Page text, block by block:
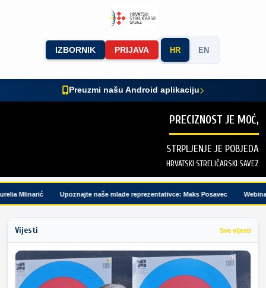
IZBORNIK PRIJAVA HR EN
Preuzmi našu Android aplikaciju
PRECIZNOST JE MOĆ,
STRPLJENJE JE POBJEDA
HRVATSKI STRELIČARSKI SAVEZ
Mlinarić Upoznajte naše mlade reprezentativce: Maks Posavec Webinar
Vijesti Sve vijesti